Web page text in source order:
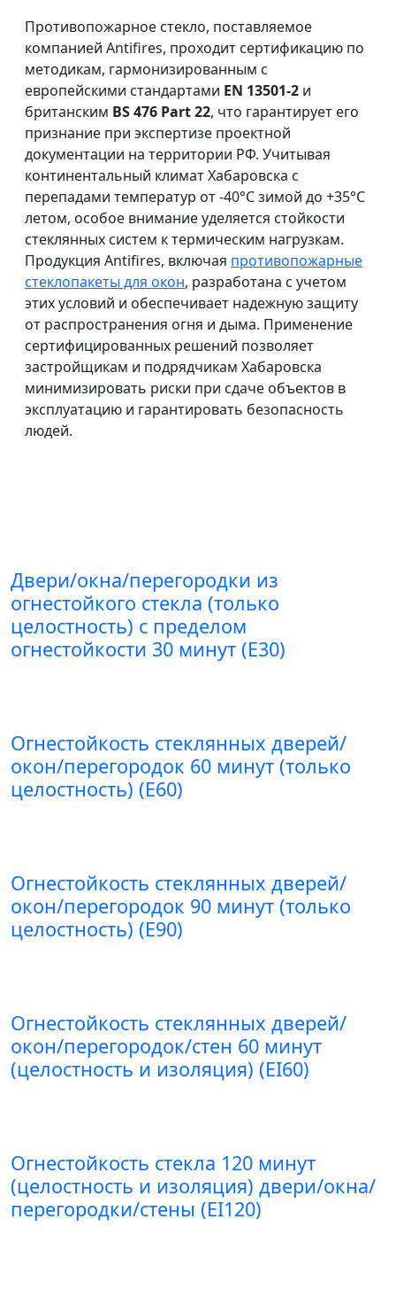
Противопожарное стекло, поставляемое
компанией Antifires, проходит сертификацию по
методикам, гармонизированным с
европейскими стандартами EN 13501-2 и
британским BS 476 Part 22, что гарантирует его
признание при экспертизе проектной
документации на территории РФ. Учитывая
континентальный климат Хабаровска с
перепадами температур от -40°C зимой до +35°C
летом, особое внимание уделяется стойкости
стеклянных систем к термическим нагрузкам.
Продукция Antifires, включая противопожарные
стеклопакеты для окон, разработана с учетом
этих условий и обеспечивает надежную защиту
от распространения огня и дыма. Применение
сертифицированных решений позволяет
застройщикам и подрядчикам Хабаровска
минимизировать риски при сдаче объектов в
эксплуатацию и гарантировать безопасность
людей.
Двери/окна/перегородки из
огнестойкого стекла (только
целостность) с пределом
огнестойкости 30 минут (E30)
Огнестойкость стеклянных дверей/
окон/перегородок 60 минут (только
целостность) (E60)
Огнестойкость стеклянных дверей/
окон/перегородок 90 минут (только
целостность) (E90)
Огнестойкость стеклянных дверей/
окон/перегородок/стен 60 минут
(целостность и изоляция) (EI60)
Огнестойкость стекла 120 минут
(целостность и изоляция) двери/окна/
перегородки/стены (EI120)